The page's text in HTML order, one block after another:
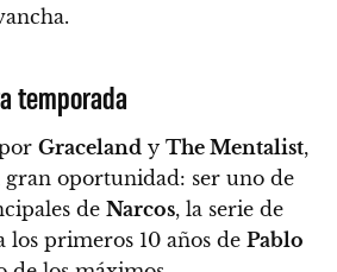
temporada
Graceland y The Mentalist,
gran oportunidad: ser uno de
de Narcos, la serie de
los primeros 10 años de Pablo